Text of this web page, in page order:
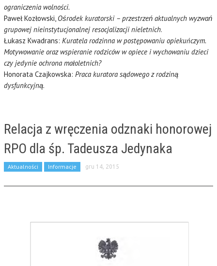
ograniczenia wolności.
Paweł Kozłowski, Ośrodek kuratorski – przestrzeń aktualnych wyzwań
grupowej nieinstytucjonalnej resocjalizacji nieletnich.
Łukasz Kwadrans: Kuratela rodzinna w postępowaniu opiekuńczym.
Motywowanie oraz wspieranie rodziców w opiece i wychowaniu dzieci
czy jedynie ochrona małoletnich?
Honorata Czajkowska: Praca kuratora sądowego z rodziną
dysfunkcyjną.
Relacja z wręczenia odznaki honorowej
RPO dla śp. Tadeusza Jedynaka
Aktualności Informacje gru 14, 2015